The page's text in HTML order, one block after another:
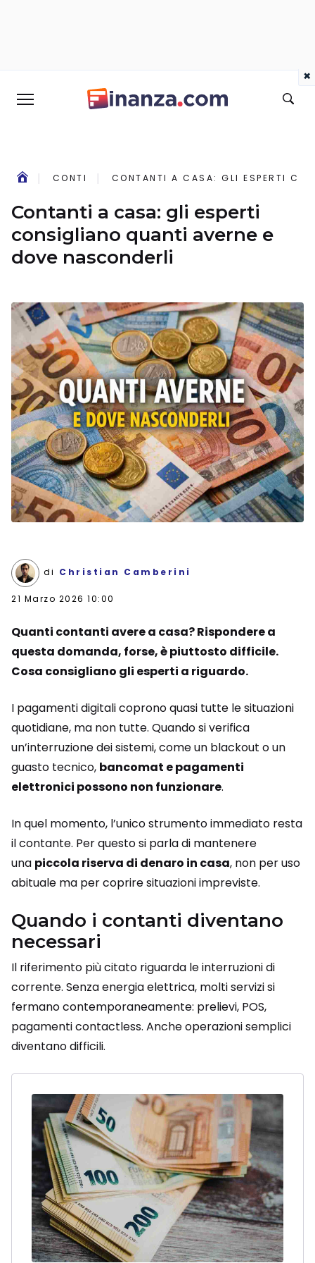
CONTI CONTANTI A CASA: GLI ESPERTI
Contanti a casa: gli esperti
consigliano quanti averne e
dove nasconderli
di Christian Camberini
21 Marzo 2026 10:00
Quanti contanti avere a casa? Rispondere a
questa domanda, forse, è piuttosto difficile.
Cosa consigliano gli esperti a riguardo.
I pagamenti digitali coprono quasi tutte le situazioni
quotidiane, ma non tutte. Quando si verifica
un’interruzione dei sistemi, come un blackout o un
guasto tecnico, bancomat e pagamenti
elettronici possono non funzionare.
In quel momento, l’unico strumento immediato resta
il contante. Per questo si parla di mantenere
una piccola riserva di denaro in casa, non per uso
abituale ma per coprire situazioni impreviste.
Quando i contanti diventano
necessari
Il riferimento più citato riguarda le interruzioni di
corrente. Senza energia elettrica, molti servizi si
fermano contemporaneamente: prelievi, POS,
pagamenti contactless. Anche operazioni semplici
diventano difficili.
×